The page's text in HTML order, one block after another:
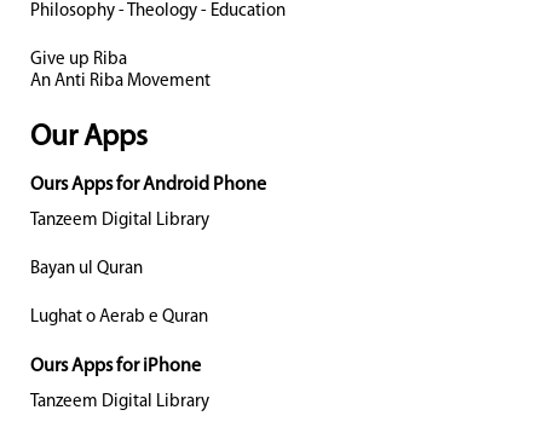
Philosophy - Theology - Education
Give up Riba
An Anti Riba Movement
Our Apps
Ours Apps for Android Phone
Tanzeem Digital Library
Bayan ul Quran
Lughat o Aerab e Quran
Ours Apps for iPhone
Tanzeem Digital Library